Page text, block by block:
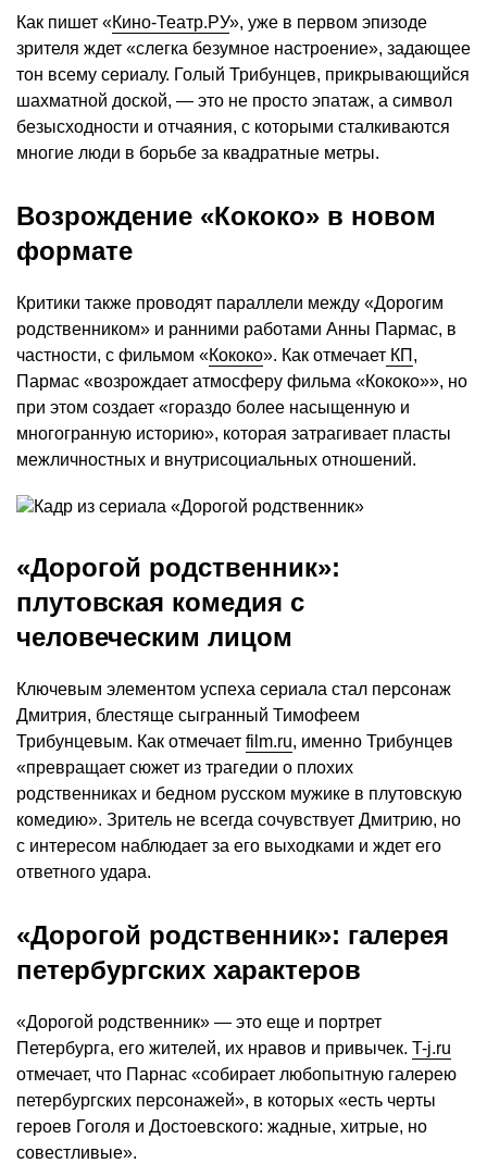
Как пишет «Кино-Театр.РУ», уже в первом эпизоде
зрителя ждет «слегка безумное настроение», задающее
тон всему сериалу. Голый Трибунцев, прикрывающийся
шахматной доской, — это не просто эпатаж, а символ
безысходности и отчаяния, с которыми сталкиваются
многие люди в борьбе за квадратные метры.
Возрождение «Кококо» в новом
формате
Критики также проводят параллели между «Дорогим
родственником» и ранними работами Анны Пармас, в
частности, с фильмом «Кококо». Как отмечает КП ,
Пармас «возрождает атмосферу фильма «Кококо»», но
при этом создает «гораздо более насыщенную и
многогранную историю», которая затрагивает пласты
межличностных и внутрисоциальных отношений.
«Дорогой родственник»:
плутовская комедия с
человеческим лицом
Ключевым элементом успеха сериала стал персонаж
Дмитрия, блестяще сыгранный Тимофеем
Трибунцевым. Как отмечает film.ru, именно Трибунцев
«превращает сюжет из трагедии о плохих
родственниках и бедном русском мужике в плутовскую
комедию». Зритель не всегда сочувствует Дмитрию, но
с интересом наблюдает за его выходками и ждет его
ответного удара.
«Дорогой родственник»: галерея
петербургских характеров
«Дорогой родственник» — это еще и портрет
Петербурга, его жителей, их нравов и привычек. T-j.ru
отмечает, что Парнас «собирает любопытную галерею
петербургских персонажей», в которых «есть черты
героев Гоголя и Достоевского: жадные, хитрые, но
совестливые».